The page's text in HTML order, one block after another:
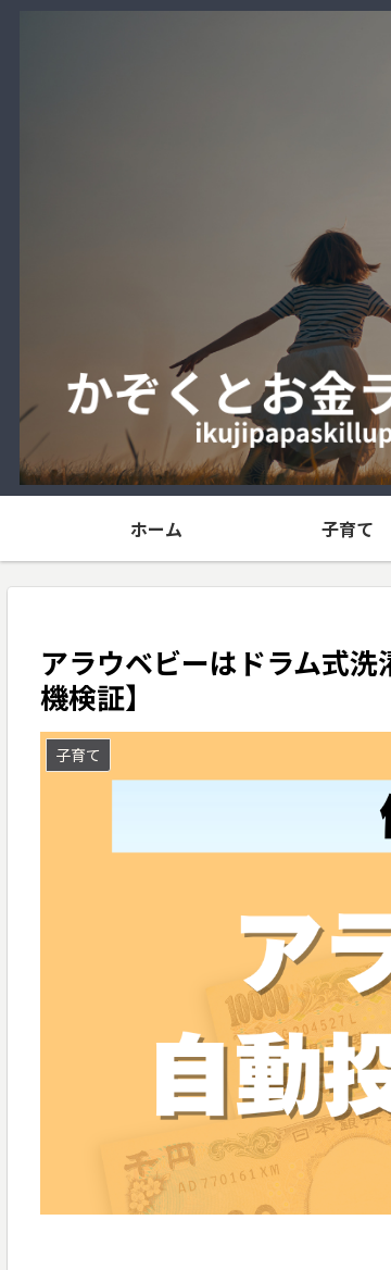
ホーム 子育て
アラウベビーはドラム式
機検証】
子育て